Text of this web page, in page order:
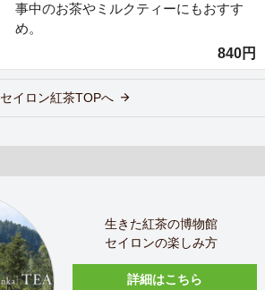
事中のお茶やミルクティーにもおすす
め。
840円
セイロン紅茶TOPへ
生きた紅茶の博物館
セイロンの楽しみ方
詳細はこちら